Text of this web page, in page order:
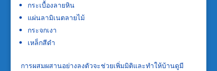
กระเบื้องลายหิน
แผ่นลามิเนตลายไม้
กระจกเงา
เหล็กสีดำ
การผสมผสานอย่างลงตัวจะช่วยเพิ่มมิติและทำให้บ้านดูมี